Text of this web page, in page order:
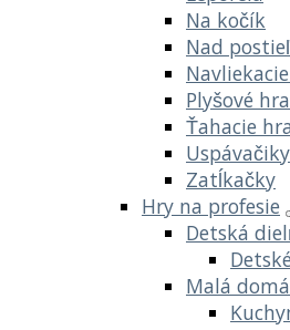
Na kočík
Nad
Plyšové
Ťahacie
Uspávačiky
Zatĺkačky
Hry na profesie
Detská
Malá